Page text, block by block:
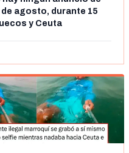
de agosto, durante 15
y Ceuta